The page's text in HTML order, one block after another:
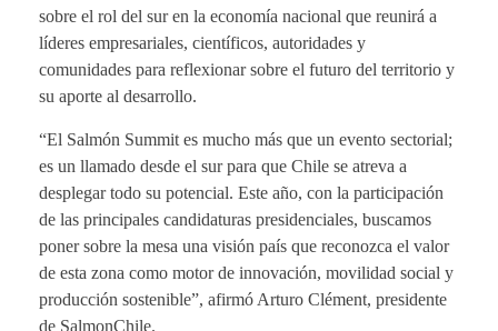
sobre el rol del sur en la economía nacional que reunirá a
líderes empresariales, científicos, autoridades y
comunidades para reflexionar sobre el futuro del territorio y
su aporte al desarrollo.
“El Salmón Summit es mucho más que un evento sectorial;
es un llamado desde el sur para que Chile se atreva a
desplegar todo su potencial. Este año, con la participación
de las principales candidaturas presidenciales, buscamos
poner sobre la mesa una visión país que reconozca el valor
de esta zona como motor de innovación, movilidad social y
producción sostenible”, afirmó Arturo Clément, presidente
de SalmonChile.